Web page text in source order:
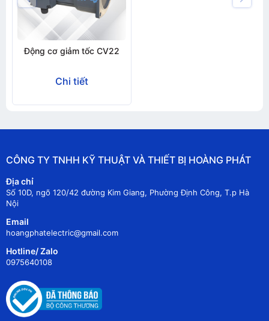
Động cơ giảm tốc CV22
Chi tiết
CÔNG TY TNHH KỸ THUẬT VÀ THIẾT BỊ HOÀNG PHÁT
Địa chỉ
Số 10D, ngõ 120/42 đường Kim Giang, Phường Định Công, T.p Hà
Nội
Email
hoangphatelectric@gmail.com
Hotline/ Zalo
0975640108